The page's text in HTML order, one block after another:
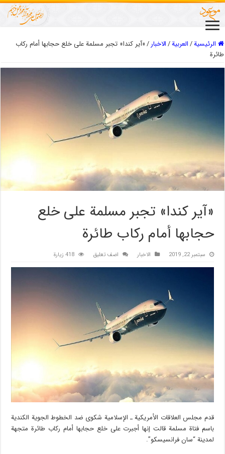
الرئيسية/العربیة/الاخبار/«آير كندا» تجبر مسلمة على خلع حجابها أمام ركاب
طائرة
«آير كندا» تجبر مسلمة على خلع
حجابها أمام ركاب طائرة
سبتمبر 22, 2019 الاخبار اضف تعليق 418 زيارة
قدم مجلس العلاقات الأمريكية ـ الإسلامية شكوى ضد الخطوط الجوية الكندية
باسم فتاة مسلمة قالت إنها أجبرت على خلع حجابها أمام ركاب طائرة متجهة
لمدينة “سان فرانسيسكو”.